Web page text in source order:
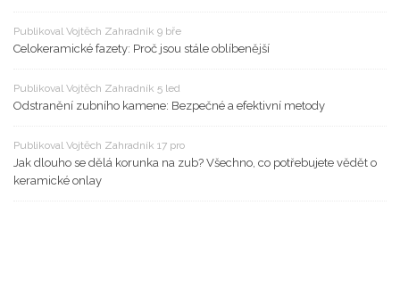
Publikoval Vojtěch Zahradník 9 bře
Celokeramické fazety: Proč jsou stále oblíbenější
Publikoval Vojtěch Zahradník 5 led
Odstranění zubního kamene: Bezpečné a efektivní metody
Publikoval Vojtěch Zahradník 17 pro
Jak dlouho se dělá korunka na zub? Všechno, co potřebujete vědět o
keramické onlay